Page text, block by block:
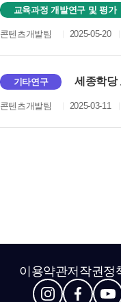
교육과정 개발연구 및 평가
콘텐츠개발팀 2025-05-20
기타연구 세종학당
콘텐츠개발팀 2025-03-11
이용약관저작권정